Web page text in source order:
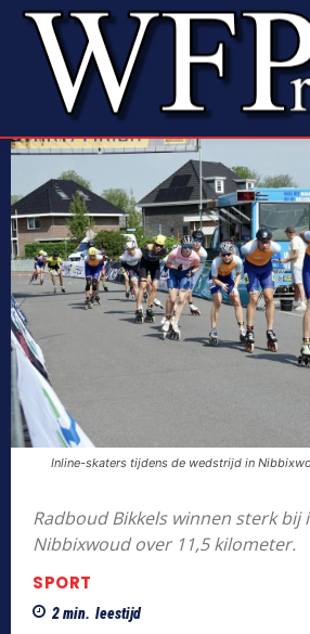
Inline-skaters tijdens de wedstrijd in
Radboud Bikkels winnen sterk
Nibbixwoud over 11,5 kilometer.
SPORT
2min. leestijd